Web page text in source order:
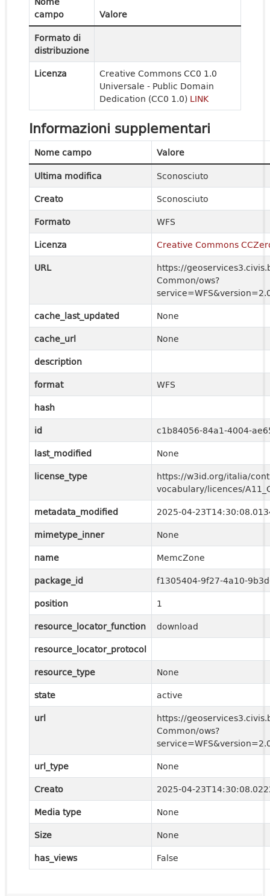
campo
Valore
Formato di
distribuzione
Licenza
Creative Commons CC0 1.0
Universale - Public Domain
Dedication (CC0 1.0) LINK
Informazioni supplementari
Nome campo
Valore
Ultima modifica
Sconosciuto
Creato
Sconosciuto
Formato
WFS
Licenza
Creative Commons
URL
https://
Common/ows?
cache_last_updated
None
cache_url
None
description
format
WFS
hash
id
c1b84056-84a1-4004-
last_modified
None
license_type
https://w3id.org/italia/
vocabulary/licences/
metadata_modified
2025-04-
mimetype_inner
None
name
MemcZone
package_id
f1305404-9f27-4a10-
position
1
resource_locator_function
download
resource_locator_protocol
resource_type
None
state
active
url
https://
Common/ows?
url_type
None
Creato
2025-04-
Media type
None
Size
None
has_views
False